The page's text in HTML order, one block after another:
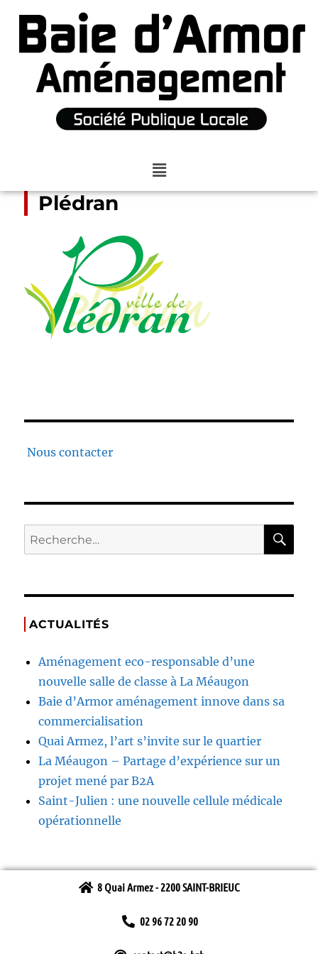
Plédran
Nous contacter
ACTUALITÉS
Aménagement eco-responsable d’une
nouvelle salle de classe à La Méaugon
Baie d’Armor aménagement innove dans sa
commercialisation
Quai Armez, l’art s’invite sur le quartier
La Méaugon – Partage d’expérience sur un
projet mené par B2A
Saint-Julien : une nouvelle cellule médicale
opérationnelle
8 Quai Armez - 2200 SAINT-BRIEUC
02 96 72 20 90